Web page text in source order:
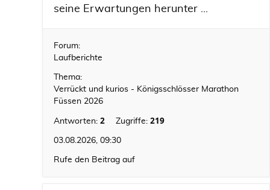
seine Erwartungen herunter ...
Forum:
Laufberichte
Thema:
Verrückt und kurios - Königsschlösser Marathon
Füssen 2026
Antworten: 2 Zugriffe: 219
03.08.2026, 09:30
Rufe den Beitrag auf